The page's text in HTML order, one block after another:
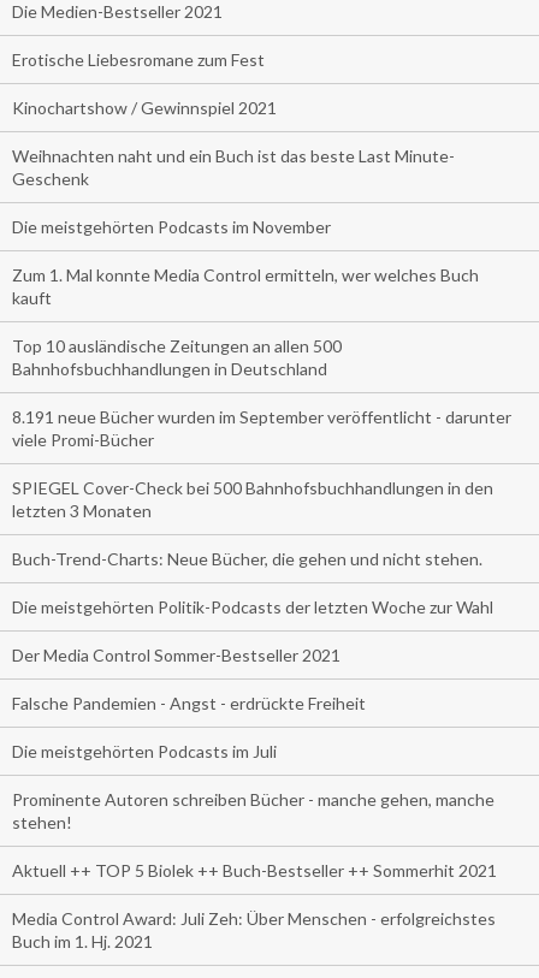
Die Medien-Bestseller 2021
Erotische Liebesromane zum Fest
Kinochartshow / Gewinnspiel 2021
Weihnachten naht und ein Buch ist das beste Last Minute-
Geschenk
Die meistgehörten Podcasts im November
Zum 1. Mal konnte Media Control ermitteln, wer welches Buch
kauft
Top 10 ausländische Zeitungen an allen 500
Bahnhofsbuchhandlungen in Deutschland
8.191 neue Bücher wurden im September veröffentlicht - darunter
viele Promi-Bücher
SPIEGEL Cover-Check bei 500 Bahnhofsbuchhandlungen in den
letzten 3 Monaten
Buch-Trend-Charts: Neue Bücher, die gehen und nicht stehen.
Die meistgehörten Politik-Podcasts der letzten Woche zur Wahl
Der Media Control Sommer-Bestseller 2021
Falsche Pandemien - Angst - erdrückte Freiheit
Die meistgehörten Podcasts im Juli
Prominente Autoren schreiben Bücher - manche gehen, manche
stehen!
Aktuell ++ TOP 5 Biolek ++ Buch-Bestseller ++ Sommerhit 2021
Media Control Award: Juli Zeh: Über Menschen - erfolgreichstes
Buch im 1. Hj. 2021